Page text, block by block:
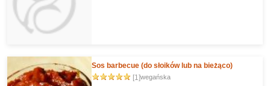
Sos barbecue (do słoików lub na bieżąco)
[1]wegańska